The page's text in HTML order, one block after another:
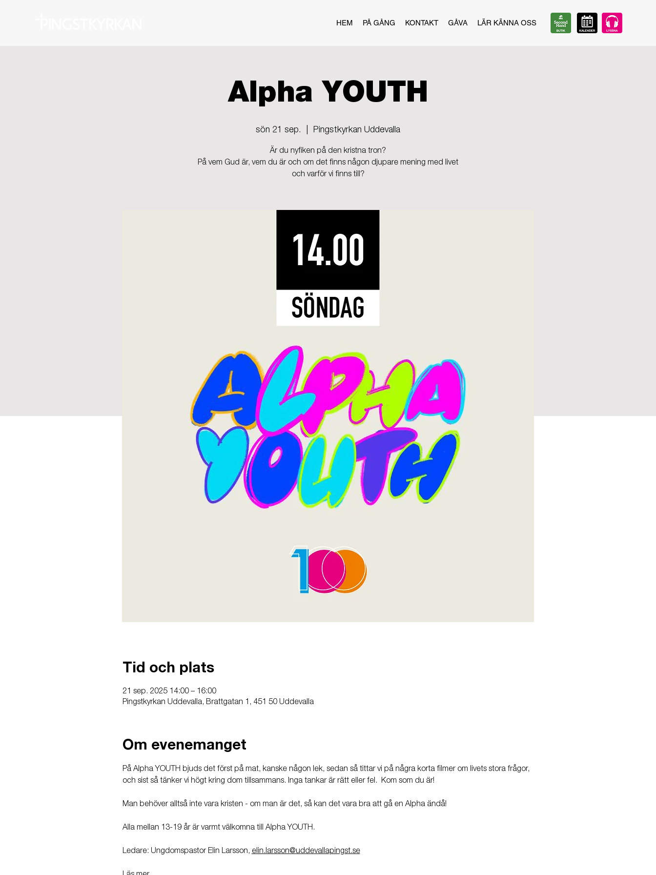
HEM PÅ GÅNG KONTAKT GÅVA LÄR KÄNNA OSS
Alpha YOUTH
sön 21 sep. Pingstkyrkan Uddevalla
Är du nyfiken på den kristna tron?
På vem Gud är, vem du är och om det finns någon djupare mening med livet
och varför vi finns till?
Tid och plats
21 sep. 2025 14:00 – 16:00
Pingstkyrkan Uddevalla, Brattgatan 1, 451 50 Uddevalla
Om evenemanget
På Alpha YOUTH bjuds det först på mat, kanske någon lek, sedan så tittar vi på några korta filmer om livets stora frågor,
och sist så tänker vi högt kring dom tillsammans. Inga tankar är rätt eller fel.  Kom som du är!
Man behöver alltså inte vara kristen - om man är det, så kan det vara bra att gå en Alpha ändå!
Alla mellan 13-19 år är varmt välkomna till Alpha YOUTH.
Ledare: Ungdomspastor Elin Larsson, elin.larsson@uddevallapingst.se